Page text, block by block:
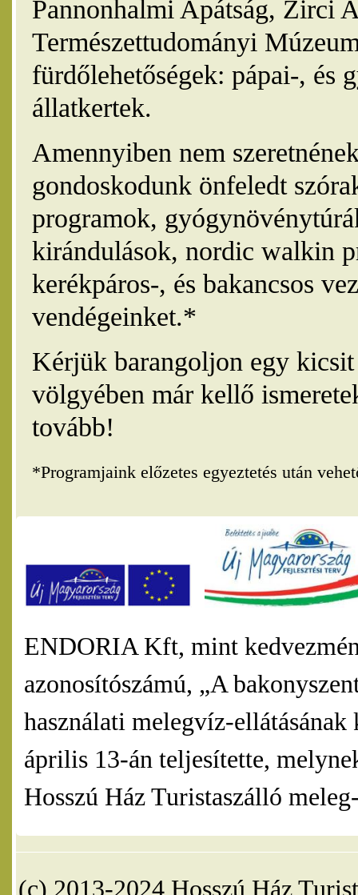
Pannonhalmi Apátság, Zirci
Természettudományi
fürdőlehetőségek: pápai-, és
állatkertek.
Amennyiben nem
gondoskodunk önfeledt
programok,
kirándulások, nordic walkin
kerékpáros-, és bakancsos
vendégeinket.*
Kérjük barangoljon egy
völgyében már kellő
tovább!
*Programjaink előzetes egyeztetés után
ENDORIA Kft, mint
azonosítószámú, „A
használati melegvíz-
április 13-án teljesítette,
Hosszú Ház Turistaszálló
(c) 2013-2024 Hosszú Ház